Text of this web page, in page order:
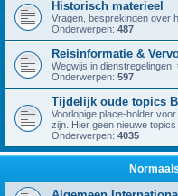
Historisch materieel
Vragen, besprekingen over
Onderwerpen: 487
Reisinformatie &
Wegwijs in
Onderwerpen: 597
Tijdelijk oude topics B
Voorlopige place-holder
zijn. Hier geen nieuwe topics
Onderwerpen: 4035